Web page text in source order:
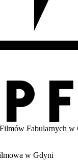
Fabularnych w
w Gdyni